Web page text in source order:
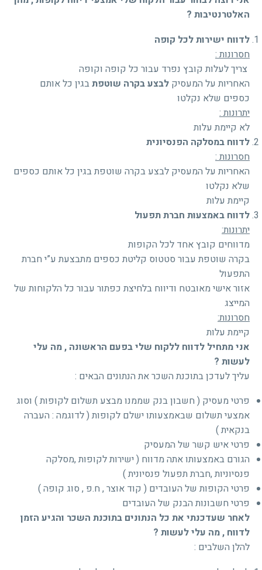
האלטרנטיבות ?
לדווח ישירות לכל קופה
חסרונות :
צריך לעלות קובץ נפרד עבור כל קופה וקופה
האחריות על המעסיק לבצע בקרה שוטפתבגין כל אותם
כספים שלא נקלטו
יתרונות :
לא קיימת עלות
לדווח במסלקה הפנסיונית
חסרונות :
האחריות על המעסיק לבצע בקרה שוטפת בגין כל אותם כספים
שלא נקלטו
קיימת עלות
לדווח באמצעות חברת תפעול
יתרונות:
מדווחים קובץ אחד לכל הקופות
בקרה שוטפת עבור סטטוס קליטת כספים מתבצעת ע”י חברת
התפעול
אזור אישי מאובטח ודיווח בלחיצת כפתור עבור כל הלקוחות של
המייצג
חסרונות:
קיימת עלות
אני מתחיל לדווח ללקוח שלי בפעם הראשונה , מה עלי
לעשות ?
עליך לעדכן בתוכנת השכר את הנתונים הבאים :
פרטי מעסיק ( חשבון בנק שממנו מבצע תשלום לקופות ) וסוג
אמצעי תשלום שבאמצעותו ישלם לקופות ( לדוגמה : העברה
בנקאית )
פרטי איש קשר של המעסיק
הגורם באמצעותו אתה מדווח ( ישירות לקופות ,מסלקה
פנסיוניות ,חברת תפעול פנסיונית )
פרטי הקופות של העובדים ( קוד אוצר , ח.פ , סוג קופה )
פרטי חשבונות הבנק של העובדים
לאחר שעדכנתי את כל הנתונים בתוכנת השכר והגיע הזמן
לדווח , מה עלי לעשות ?
להלן השלבים :